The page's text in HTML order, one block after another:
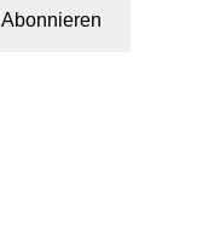
Abonnieren